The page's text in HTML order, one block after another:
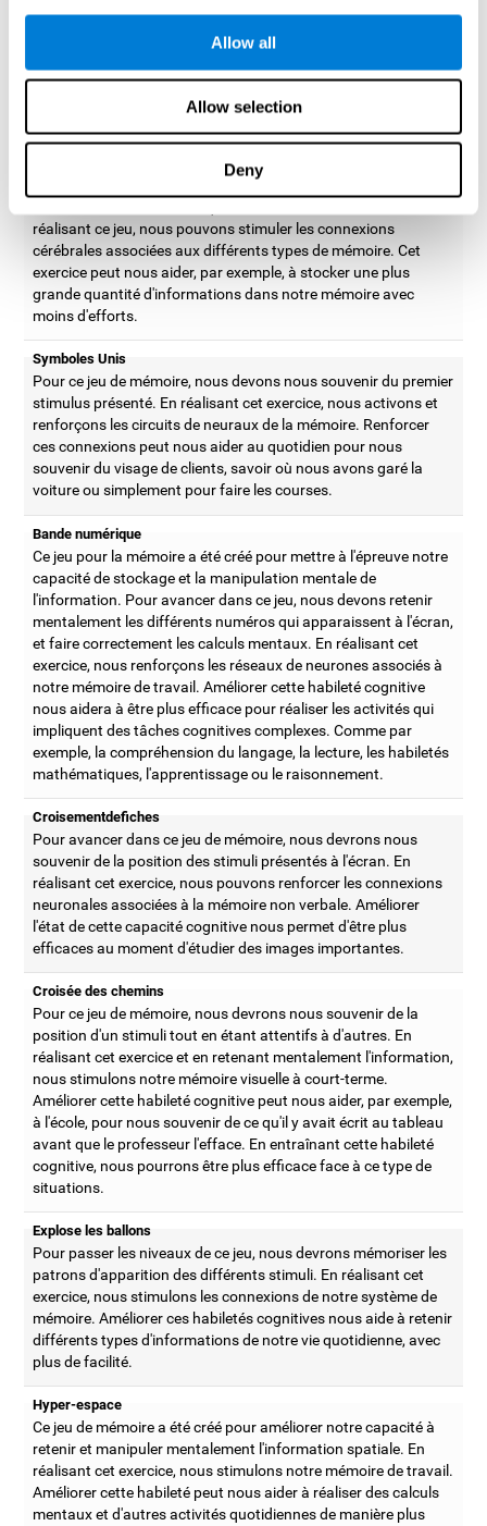
Allow all
Allow selection
Deny
d'informations de notre mémoire. En réalisant cet exercice,
nous activons les patrons neuronaux associés à la capacité de
stockage des souvenirs. Améliorer cette capacité cognitive
peut nous aider à être plus efficaces au quotidien, comme par
exemple, étudier ou se souvenir où nous avons laissé les clés
Dans ce jeu pour entraîner la mémoire, il faut retenir et se
réalisant ce jeu, nous pouvons stimuler les connexions
cérébrales associées aux différents types de mémoire. Cet
exercice peut nous aider, par exemple, à stocker une plus
grande quantité d'informations dans notre mémoire avec
moins d'efforts.
Symboles Unis
Pour ce jeu de mémoire, nous devons nous souvenir du premier
stimulus présenté. En réalisant cet exercice, nous activons et
renforçons les circuits de neuraux de la mémoire. Renforcer
ces connexions peut nous aider au quotidien pour nous
souvenir du visage de clients, savoir où nous avons garé la
voiture ou simplement pour faire les courses.
Bande numérique
Ce jeu pour la mémoire a été créé pour mettre à l'épreuve notre
capacité de stockage et la manipulation mentale de
l'information. Pour avancer dans ce jeu, nous devons retenir
mentalement les différents numéros qui apparaissent à l'écran,
et faire correctement les calculs mentaux. En réalisant cet
exercice, nous renforçons les réseaux de neurones associés à
notre mémoire de travail. Améliorer cette habileté cognitive
nous aidera à être plus efficace pour réaliser les activités qui
impliquent des tâches cognitives complexes. Comme par
exemple, la compréhension du langage, la lecture, les habiletés
mathématiques, l'apprentissage ou le raisonnement.
Croisementdefiches
Pour avancer dans ce jeu de mémoire, nous devrons nous
souvenir de la position des stimuli présentés à l'écran. En
réalisant cet exercice, nous pouvons renforcer les connexions
neuronales associées à la mémoire non verbale. Améliorer
l'état de cette capacité cognitive nous permet d'être plus
efficaces au moment d'étudier des images importantes.
Croisée des chemins
Pour ce jeu de mémoire, nous devrons nous souvenir de la
position d'un stimuli tout en étant attentifs à d'autres. En
réalisant cet exercice et en retenant mentalement l'information,
nous stimulons notre mémoire visuelle à court-terme.
Améliorer cette habileté cognitive peut nous aider, par exemple,
à l'école, pour nous souvenir de ce qu'il y avait écrit au tableau
avant que le professeur l'efface. En entraînant cette habileté
cognitive, nous pourrons être plus efficace face à ce type de
situations.
Explose les ballons
Pour passer les niveaux de ce jeu, nous devrons mémoriser les
patrons d'apparition des différents stimuli. En réalisant cet
exercice, nous stimulons les connexions de notre système de
mémoire. Améliorer ces habiletés cognitives nous aide à retenir
différents types d'informations de notre vie quotidienne, avec
plus de facilité.
Hyper-espace
Ce jeu de mémoire a été créé pour améliorer notre capacité à
retenir et manipuler mentalement l'information spatiale. En
réalisant cet exercice, nous stimulons notre mémoire de travail.
Améliorer cette habileté peut nous aider à réaliser des calculs
mentaux et d'autres activités quotidiennes de manière plus